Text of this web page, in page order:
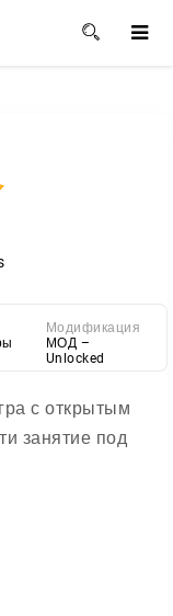
Модификация
МОД –
Unlocked
с открытым
занятие под